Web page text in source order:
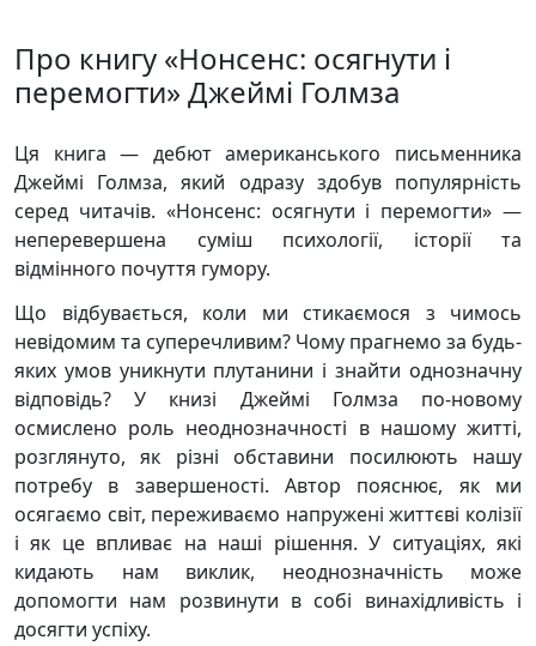
Про книгу «Нонсенс: осягнути і
перемогти» Джеймі Голмза
Ця книга — дебют американського письменника
Джеймі Голмза, який одразу здобув популярність
серед читачів. «Нонсенс: осягнути і перемогти» —
неперевершена суміш психології, історії та
відмінного почуття гумору.
Що відбувається, коли ми стикаємося з чимось
невідомим та суперечливим? Чому прагнемо за будь-
яких умов уникнути плутанини і знайти однозначну
відповідь? У книзі Джеймі Голмза по-новому
осмислено роль неоднозначності в нашому житті,
розглянуто, як різні обставини посилюють нашу
потребу в завершеності. Автор пояснює, як ми
осягаємо світ, переживаємо напружені життєві колізії
і як це впливає на наші рішення. У ситуаціях, які
кидають нам виклик, неоднозначність може
допомогти нам розвинути в собі винахідливість і
досягти успіху.